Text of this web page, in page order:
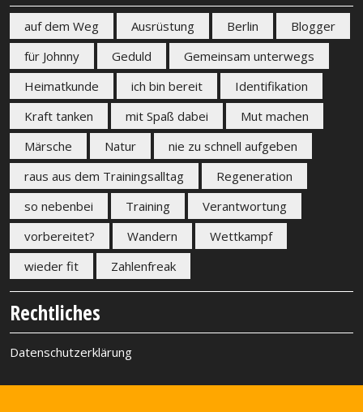
auf dem Weg Ausrüstung Berlin
Blogger
für Johnny
Geduld
Gemeinsam unterwegs
Heimatkunde
ich bin bereit
Identifikation
Kraft tanken
mit Spaß dabei
Mut machen
Märsche
Natur
nie zu schnell aufgeben
raus aus dem Trainingsalltag
Regeneration
so nebenbei
Training
Verantwortung
vorbereitet?
Wandern
Wettkampf
wieder fit
Zahlenfreak
Rechtliches
Datenschutzerklärung